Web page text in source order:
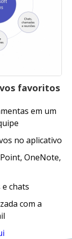
favoritos
em um
no aplicativo
OneNote,
chats
com a